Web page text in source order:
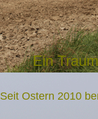
Ein
Seit Ostern 2010